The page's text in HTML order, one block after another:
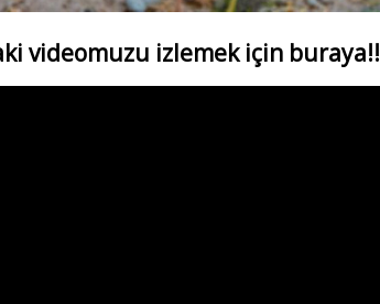
videomuzu izlemek için buraya!!